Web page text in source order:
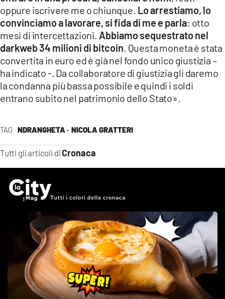
TAG NDRANGHETA · NICOLA GRATTERI
Tutti gli articoli diCronaca
oppure iscrivere me o chiunque. Lo arrestiamo, lo
convinciamo a lavorare, si fida di me e parla: otto
mesi di intercettazioni. Abbiamo sequestrato nel
darkweb 34 milioni di bitcoin . Questa moneta è stata
convertita in euro ed è già nel fondo unico giustizia –
ha indicato -. Da collaboratore di giustizia gli daremo
la condanna più bassa possibile e quindi i soldi
entrano subito nel patrimonio dello Stato».